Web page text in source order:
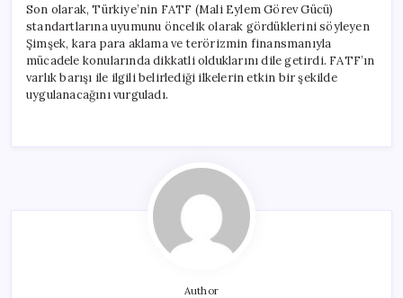
Son olarak, Türkiye’nin FATF (Mali Eylem Görev Gücü)
standartlarına uyumunu öncelik olarak gördüklerini söyleyen
Şimşek, kara para aklama ve terörizmin finansmanıyla
mücadele konularında dikkatli olduklarını dile getirdi. FATF’ın
varlık barışı ile ilgili belirlediği ilkelerin etkin bir şekilde
uygulanacağını vurguladı.
Author